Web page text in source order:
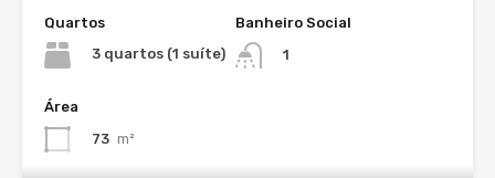
Quartos
3 quartos (1 suíte)
Banheiro Social
1
Área
73 m²